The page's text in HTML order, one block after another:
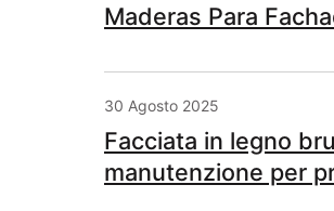
Maderas Para
30 Agosto 2025
Facciata in legno
manutenzione per